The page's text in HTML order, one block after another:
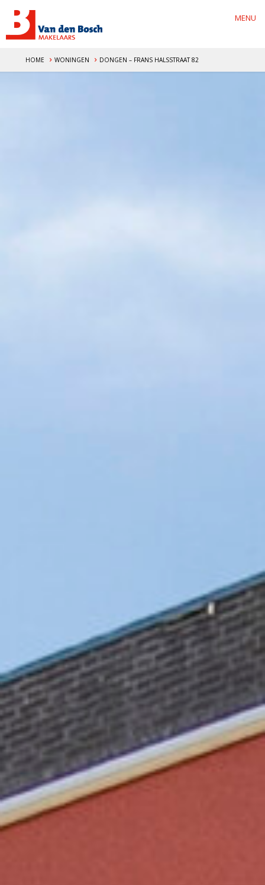
MENU
HOME WONINGEN DONGEN – FRANS HALSSTRAAT 82